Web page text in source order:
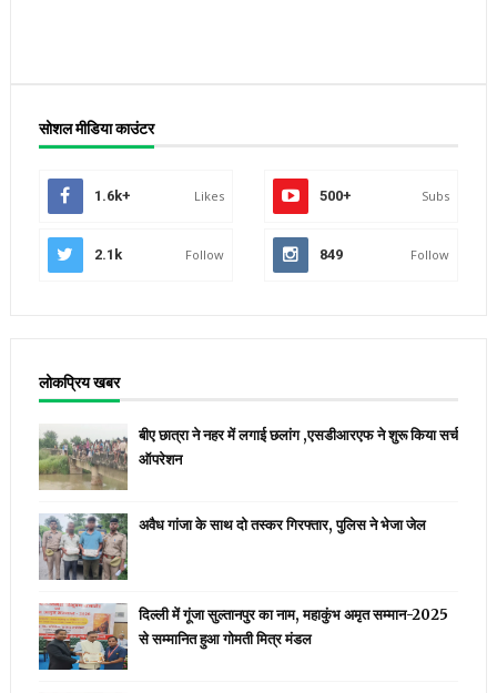
सोशल मीडिया काउंटर
1.6k+ Likes 500+ Subs
2.1k Follow 849 Follow
लोकप्रिय खबर
बीए छात्रा ने नहर में लगाई छलांग ,एसडीआरएफ ने शुरू किया सर्च
ऑपरेशन
अवैध गांजा के साथ दो तस्कर गिरफ्तार, पुलिस ने भेजा जेल
दिल्ली में गूंजा सुल्तानपुर का नाम, महाकुंभ अमृत सम्मान-2025
से सम्मानित हुआ गोमती मित्र मंडल